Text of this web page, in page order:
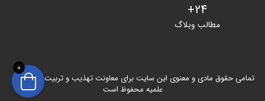
24+
مطالب وبلاگ
تمامی حقوق مادی و معنوی این سایت برای معاونت تهذیب و تربیت حوزه های
علمیه محفوظ است
0